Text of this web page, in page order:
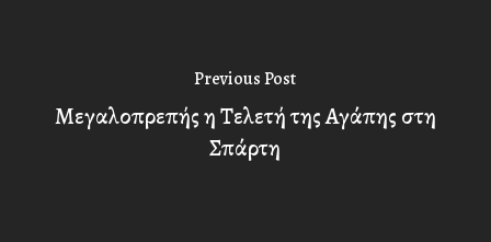
Previous Post
Μεγαλοπρεπής η Τελετή της Αγάπης στη
Σπάρτη